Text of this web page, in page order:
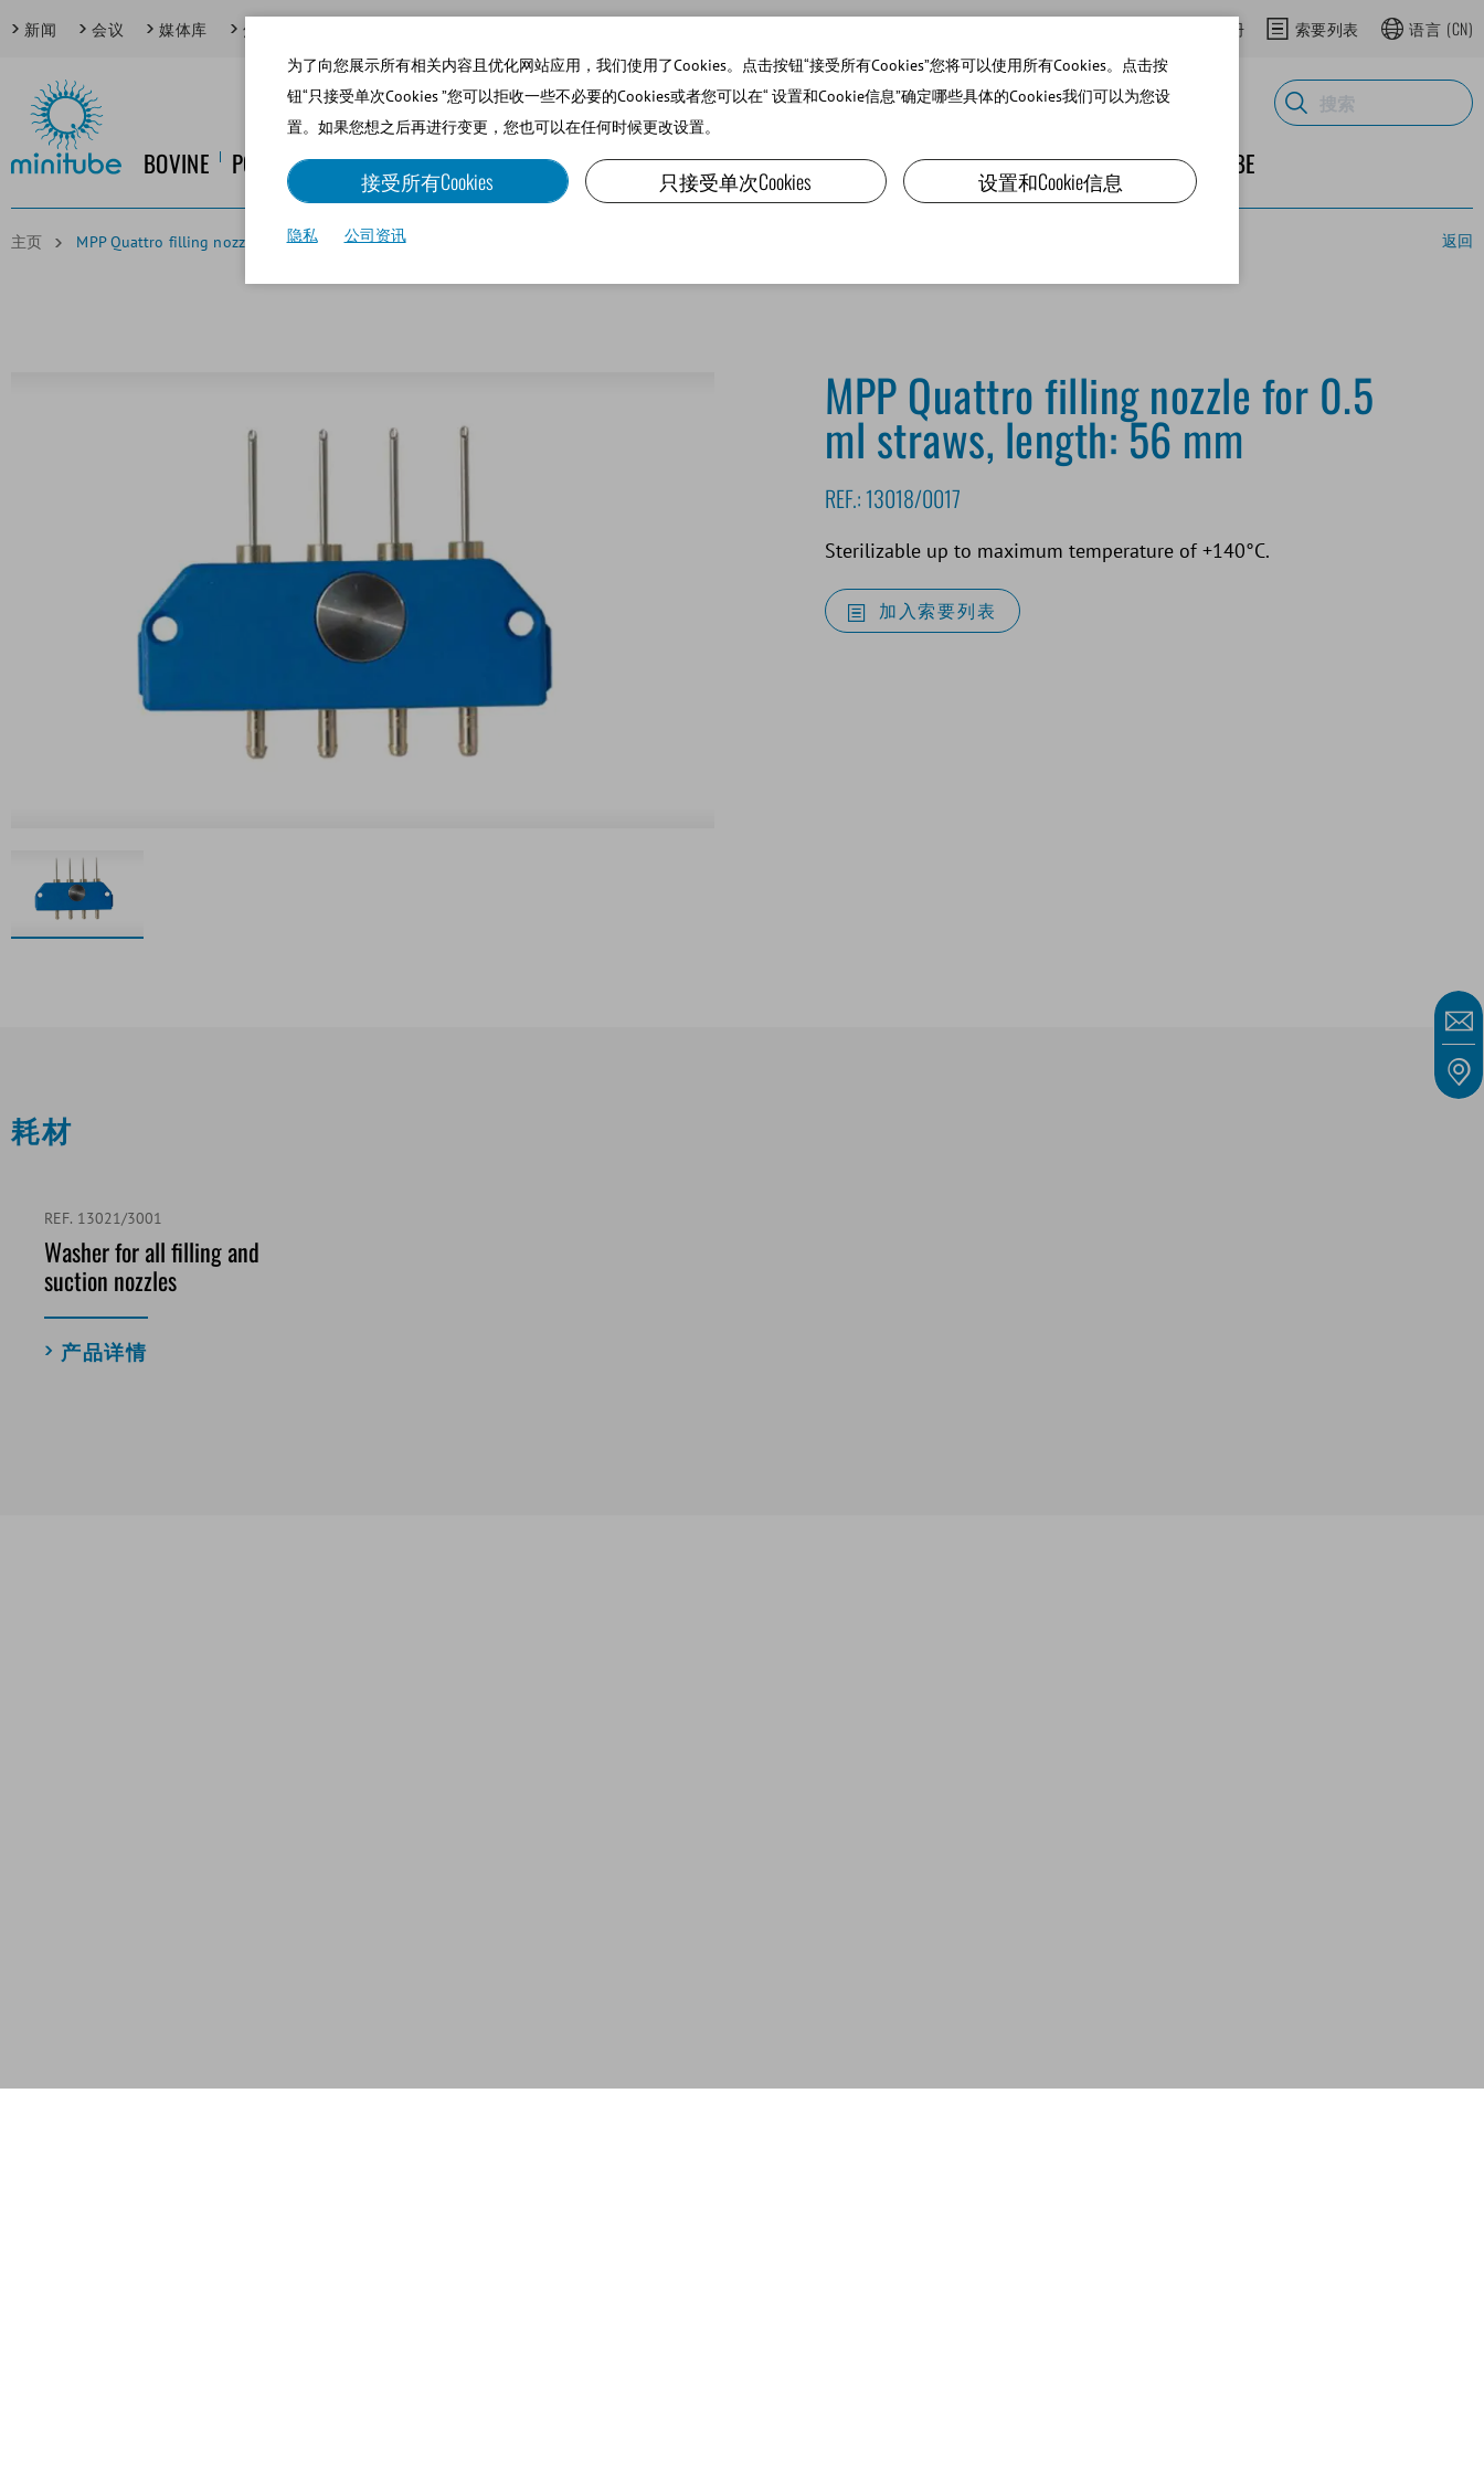
新闻 会议 媒体库 焦点话题 在网上商城注册 索要列表 语言 (CN)
BOVINE PORCINE EQUINE CANINE SMALL RUMINANTS AND CAMELIDS LAB EQUIPMENT AND SUPPLIES 关于MINITUBE
主页 MPP Quattro filling nozzle for 0.5 ml straws, length: 56 mm 返回
MPP Quattro filling nozzle for 0.5
ml straws, length: 56 mm
REF.: 13018/0017
Sterilizable up to maximum temperature of +140°C.
加入索要列表
耗材
REF. 13021/3001
Washer for all filling and
suction nozzles
产品详情
为了向您展示所有相关内容且优化网站应用，我们使用了Cookies。点击按钮“接受所有Cookies”您将可以使用所有Cookies。点击按
钮“只接受单次Cookies ”您可以拒收一些不必要的Cookies或者您可以在“ 设置和Cookie信息”确定哪些具体的Cookies我们可以为您设
置。如果您想之后再进行变更，您也可以在任何时候更改设置。
接受所有Cookies 只接受单次Cookies 设置和Cookie信息
隐私 公司资讯